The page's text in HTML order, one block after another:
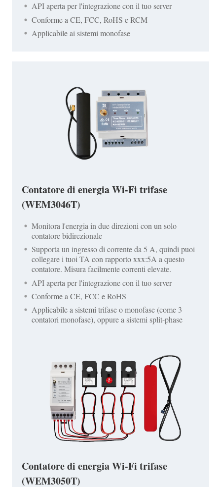
API aperta per l'integrazione con il tuo server
Conforme a CE, FCC, RoHS e RCM
Applicabile ai sistemi monofase
Contatore di energia Wi-Fi trifase
(WEM3046T)
Monitora l'energia in due direzioni con un solo
contatore bidirezionale
Supporta un ingresso di corrente da 5 A, quindi puoi
collegare i tuoi TA con rapporto xxx:5A a questo
contatore. Misura facilmente correnti elevate.
API aperta per l'integrazione con il tuo server
Conforme a CE, FCC e RoHS
Applicabile a sistemi trifase o monofase (come 3
contatori monofase), oppure a sistemi split-phase
Contatore di energia Wi-Fi trifase
(WEM3050T)